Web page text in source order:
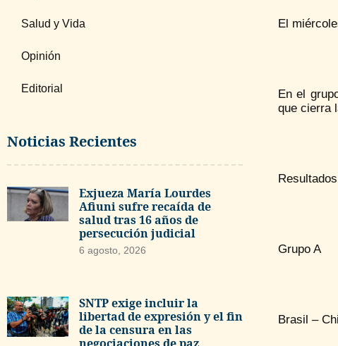
Salud y Vida
Opinión
Editorial
Noticias Recientes
Exjueza María Lourdes
Afiuni sufre recaída de
salud tras 16 años de
persecución judicial
6 agosto, 2026
SNTP exige incluir la
libertad de expresión y el fin
de la censura en las
negociaciones de paz
El
En el
que cierra
Grupo A
Brasil –